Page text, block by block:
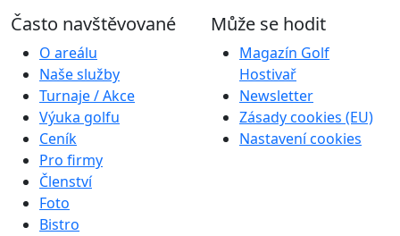
Často navštěvované
O areálu
Naše služby
Turnaje / Akce
Výuka golfu
Ceník
Pro firmy
Členství
Foto
Bistro
Může se hodit
Magazín Golf
Hostivař
Newsletter
Zásady cookies (EU)
Nastavení cookies